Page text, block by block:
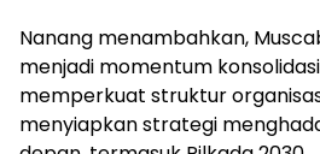
Nanang menambahkan,
menjadi momentum
memperkuat struktur
menyiapkan strategi